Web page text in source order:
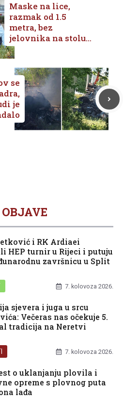
Maske na lice,
razmak od 1.5
metra, bez
jelovnika na stolu…
se
je
i RK Ardiaei
turnir u Rijeci i putuju
završnicu u Split
7. kolovoza 2026.
sjevera i juga u srcu
Večeras nas očekuje 5.
tradicija na Neretvi
7. kolovoza 2026.
o uklanjanju plovila i
opreme s plovnog puta
lađa